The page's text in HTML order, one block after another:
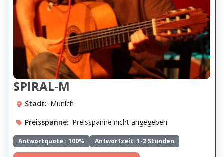
SPIRAL-M
Stadt: Munich
Preisspanne: Preisspanne nicht angegeben
Antwortquote :100% Antwortzeit: 1-2 Stunden